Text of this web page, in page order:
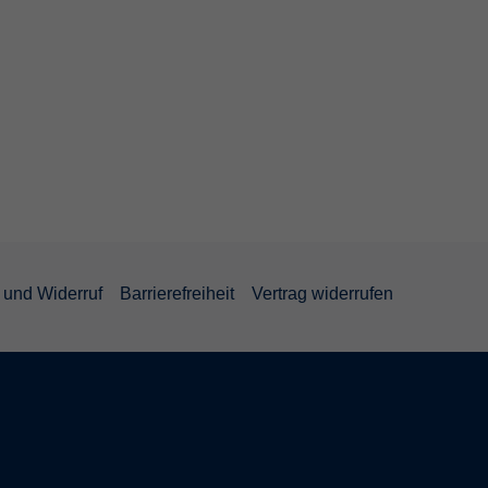
Widerruf Barrierefreiheit Vertrag widerrufen